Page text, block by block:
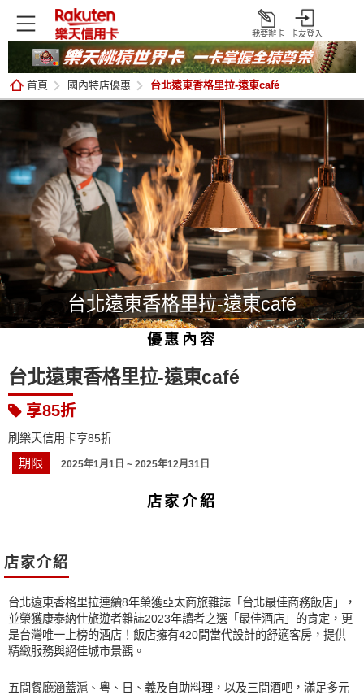
打
我要辦卡 卡友登入
首頁 國內特店優惠 台北遠東香格里拉-遠東café
台北遠東香格里拉-遠東café
優惠內容
台北遠東香格里拉-遠東café
享85折
刷樂天信用卡享85折
期限 2025年1月1日 ~ 2025年12月31日
店家介紹
店家介紹
台北遠東香格里拉連續8年榮獲亞太商旅雜誌「台北最佳商務飯店」，
並榮獲康泰納仕旅遊者雜誌2023年讀者之選「最佳酒店」的肯定，更
是台灣唯一上榜的酒店！飯店擁有420間當代設計的舒適客房，提供
精緻服務與絕佳城市景觀。
五間餐廳涵蓋滬、粵、日、義及自助料理，以及三間酒吧，滿足多元